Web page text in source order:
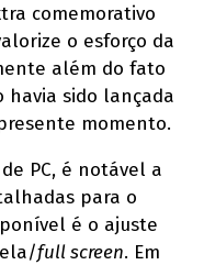
comemorativo
o esforço da
além do fato
havia sido lançada
momento.
PC, é notável a
para o
é o ajuste
full screen. Em